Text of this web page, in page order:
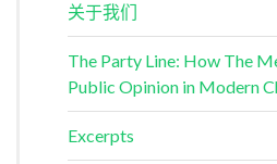
关于我们
The Party Line: How The
Public Opinion in Modern
Excerpts